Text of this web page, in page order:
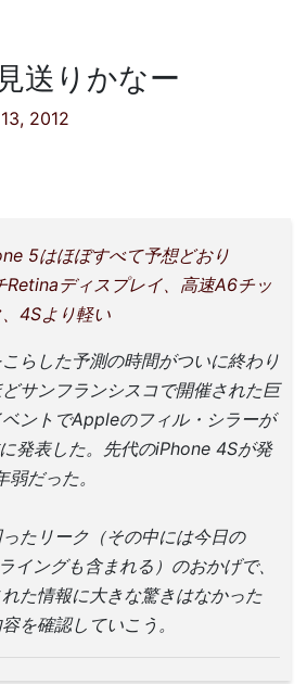
送りかなー
2012
5はほぼすべて予想どおり
ディスプレイ、高速A6チッ
4Sより軽い
らした予測の時間がついに終わり
サンフランシスコで開催された巨
ントでAppleのフィル・シラーが
発表した。先代のiPhone 4Sが発
だった。
たリーク（その中には今日の
イングも含まれる）のおかげで、
た情報に大きな驚きはなかった
を確認していこう。